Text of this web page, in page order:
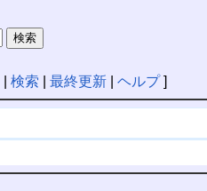
検索 最終更新| ヘルプ]